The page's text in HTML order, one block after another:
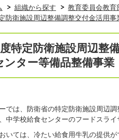
組織から探す 教育委員会教育
防衛施設周辺整備調整交付金活用事
特定防衛施設周辺整
ンター等備品整備事業
では、防衛省の特定防衛施設周辺
中学校給食センターのフードスライ
いては、冷たい給食用牛乳の提供